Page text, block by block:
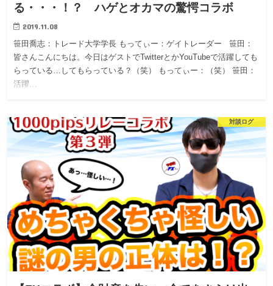
る・・・！？ ハゲとオカマの驚愕コラボ
2019.11.08
笹田喬志：トレード大学学長 もってぃー：ゲイトレーダー 笹田：
皆さんこんにちは。今日はゲストでTwitterとかYouTubeで活躍しても
らっている…してもらっている？（笑） もってぃー：（笑） 笹田：
活躍…
対談ログ